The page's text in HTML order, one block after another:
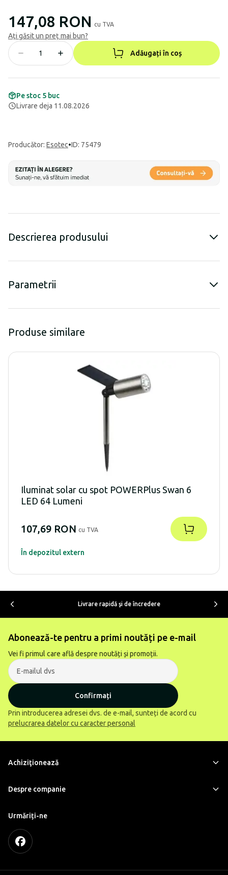
147,08 RON cu TVA
Ați găsit un preț mai bun?
Adăugați în coș
Pe stoc 5 buc
Livrare deja 11.08.2026
Producător: Esotec•ID: 75479
Descrierea produsului
Parametrii
Produse similare
Iluminat solar cu spot POWERPlus Swan 6
LED 64 Lumeni
107,69 RON cu TVA
În depozitul extern
Livrare rapidă şi de încredere
Abonează-te pentru a primi noutăți pe e-mail
Vei fi primul care află despre noutăți și promoții.
Confirmați
Prin introducerea adresei dvs. de e-mail, sunteți de acord cu
prelucrarea datelor cu caracter personal
Achiziţionează
Despre companie
Urmăriți-ne